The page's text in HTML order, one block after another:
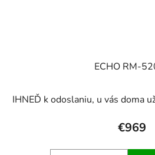
ECHO RM-
IHNEĎ k odoslaniu, u vás doma
€969